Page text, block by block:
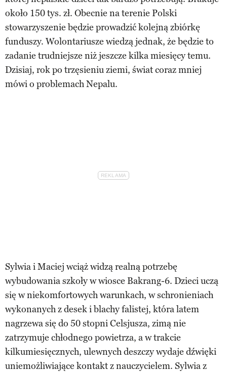
około 150 tys. zł. Obecnie na terenie Polski
stowarzyszenie będzie prowadzić kolejną zbiórkę
funduszy. Wolontariusze wiedzą jednak, że będzie to
zadanie trudniejsze niż jeszcze kilka miesięcy temu.
Dzisiaj, rok po trzęsieniu ziemi, świat coraz mniej
mówi o problemach Nepalu.
Sylwia i Maciej wciąż widzą realną potrzebę
wybudowania szkoły w wiosce Bakrang-6. Dzieci uczą
się w niekomfortowych warunkach, w schronieniach
wykonanych z desek i blachy falistej, która latem
nagrzewa się do 50 stopni Celsjusza, zimą nie
zatrzymuje chłodnego powietrza, a w trakcie
kilkumiesięcznych, ulewnych deszczy wydaje dźwięki
uniemożliwiające kontakt z nauczycielem. Sylwia z